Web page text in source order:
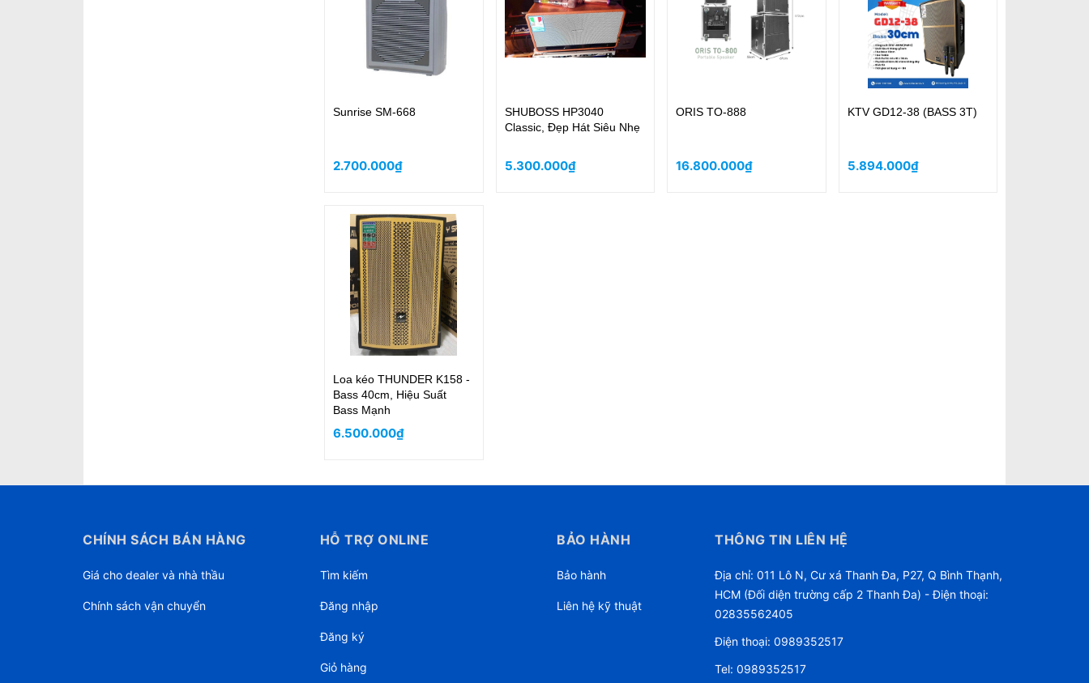
Sunrise SM-668
2.700.000₫
SHUBOSS HP3040
Classic, Đẹp Hát Siêu Nhẹ
5.300.000₫
ORIS TO-888
16.800.000₫
KTV GD12-38 (BASS 3T)
5.894.000₫
Loa kéo THUNDER K158 -
Bass 40cm, Hiệu Suất
Bass Mạnh
6.500.000₫
CHÍNH SÁCH BÁN HÀNG
Giá cho dealer và nhà thầu
Chính sách vận chuyển
HỖ TRỢ ONLINE
Tìm kiếm
Đăng nhập
Đăng ký
Giỏ hàng
BẢO HÀNH
Bảo hành
Liên hệ kỹ thuật
THÔNG TIN LIÊN HỆ
Địa chỉ: 011 Lô N, Cư xá Thanh Đa, P27, Q Bình Thạnh,
HCM (Đối diện trường cấp 2 Thanh Đa) - Điện thoại:
02835562405
Điện thoại: 0989352517
Tel: 0989352517